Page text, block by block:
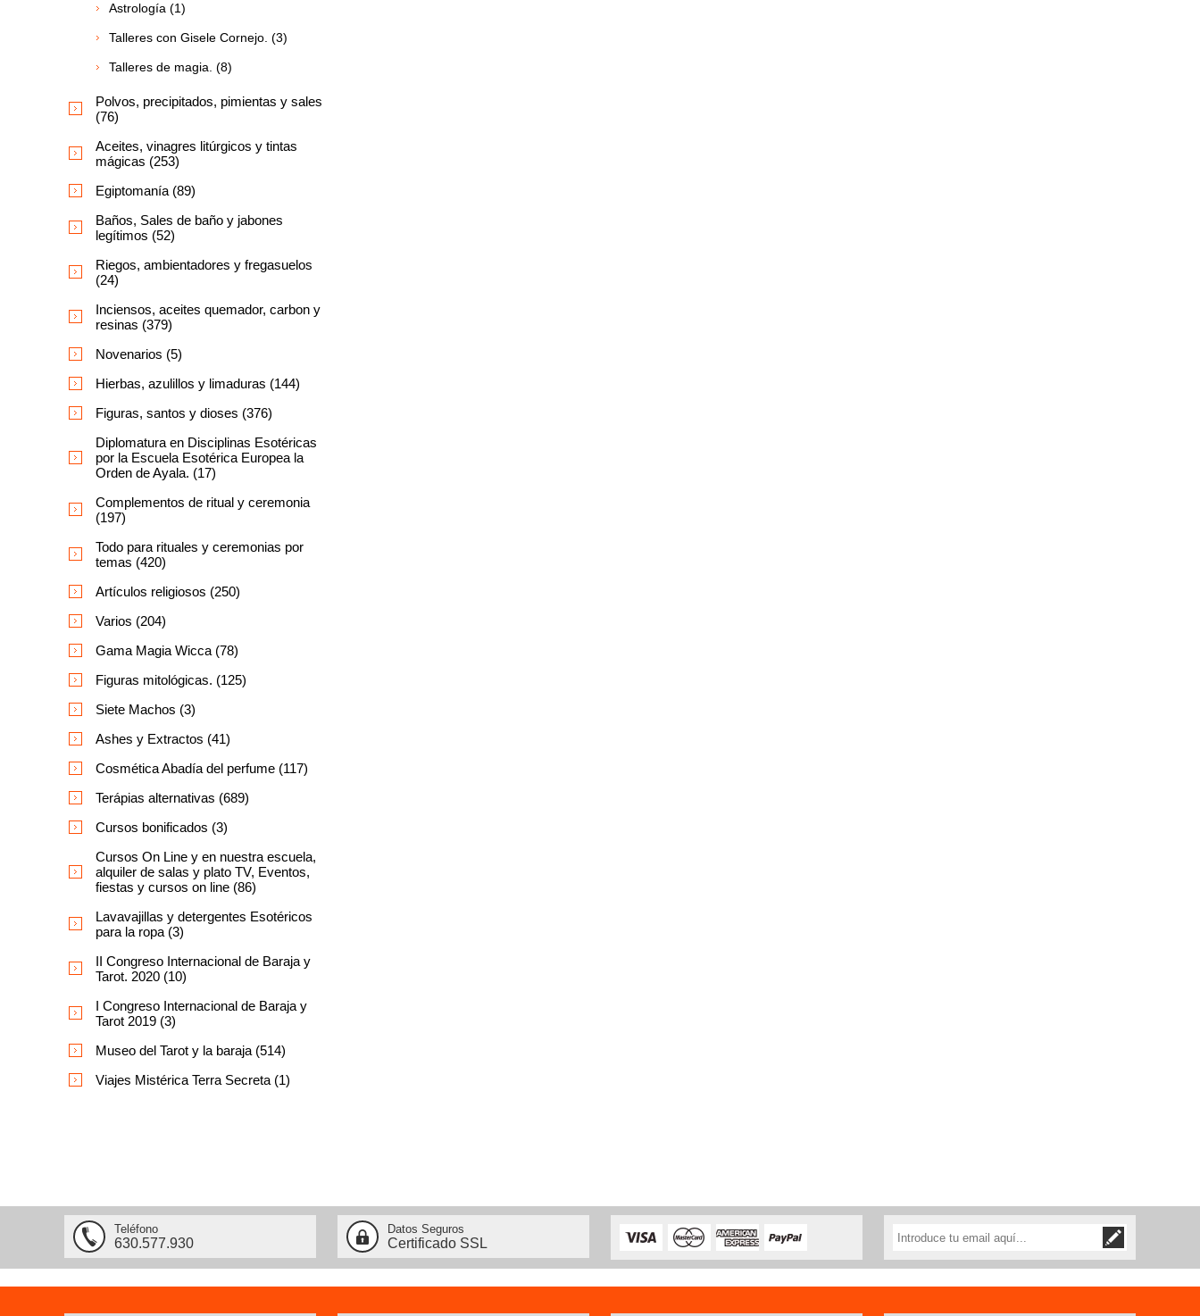
Astrología (1)
Talleres con Gisele Cornejo. (3)
Talleres de magia. (8)
Polvos, precipitados, pimientas y sales
(76)
Aceites, vinagres litúrgicos y tintas
mágicas (253)
Egiptomanía (89)
Baños, Sales de baño y jabones
legítimos (52)
Riegos, ambientadores y fregasuelos
(24)
Inciensos, aceites quemador, carbon y
resinas (379)
Novenarios (5)
Hierbas, azulillos y limaduras (144)
Figuras, santos y dioses (376)
Diplomatura en Disciplinas Esotéricas
por la Escuela Esotérica Europea la
Orden de Ayala. (17)
Complementos de ritual y ceremonia
(197)
Todo para rituales y ceremonias por
temas (420)
Artículos religiosos (250)
Varios (204)
Gama Magia Wicca (78)
Figuras mitológicas. (125)
Siete Machos (3)
Ashes y Extractos (41)
Cosmética Abadía del perfume (117)
Terápias alternativas (689)
Cursos bonificados (3)
Cursos On Line y en nuestra escuela,
alquiler de salas y plato TV, Eventos,
fiestas y cursos on line (86)
Lavavajillas y detergentes Esotéricos
para la ropa (3)
II Congreso Internacional de Baraja y
Tarot. 2020 (10)
I Congreso Internacional de Baraja y
Tarot 2019 (3)
Museo del Tarot y la baraja (514)
Viajes Mistérica Terra Secreta (1)
Teléfono
630.577.930
Datos Seguros
Certificado SSL